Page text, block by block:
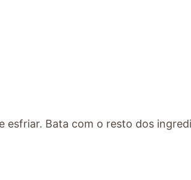
esfriar. Bata com o resto dos